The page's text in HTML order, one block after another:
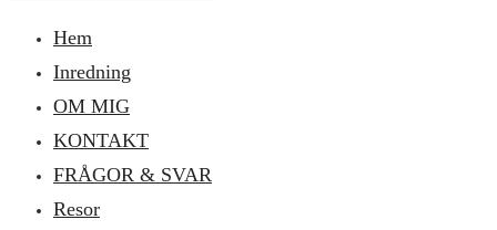
Hem
Inredning
OM MIG
KONTAKT
FRÅGOR & SVAR
Resor